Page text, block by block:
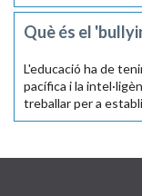
Què és el
L'educació ha de
pacífica i la
treballar per a